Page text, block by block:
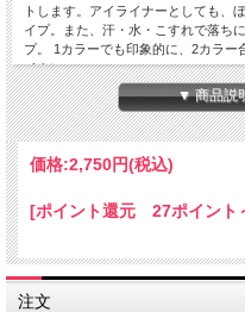
トします。アイライナーとしても、
イプ。また、汗・水・こすれで落ち
プ。 1カラーでも印象的に、2カラー
イクに。
05:ゴールドラメが輝く
華やかで明るい目元に仕上げるラ
［ご使用方法］まぶたに直接塗布して
［全成分表］
マー、ジフェニルシロキシフェニル
▼ 商品説
価格:2,750円(税込)
[ポイント還元 27ポイント
注文